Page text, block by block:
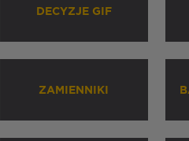
DECYZJE GIF
ZAMIENNIKI